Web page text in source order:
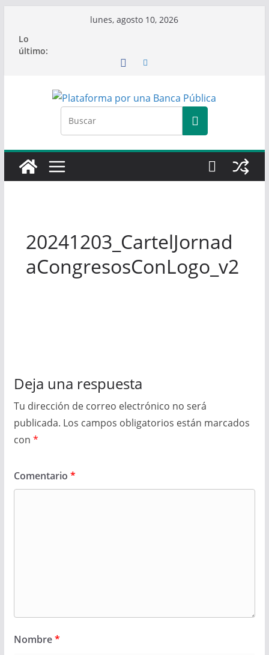
contenido
lunes, agosto 10, 2026
Lo
último:
20241203_CartelJornad
aCongresosConLogo_v2
Deja una respuesta
Tu dirección de correo electrónico no será
publicada. Los campos obligatorios están marcados
con *
Comentario *
Nombre*